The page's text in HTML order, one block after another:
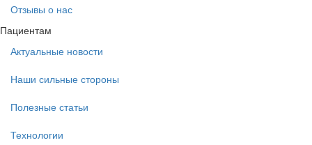
Отзывы о нас
Пациентам
Актуальные новости
Наши сильные стороны
Полезные статьи
Технологии